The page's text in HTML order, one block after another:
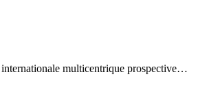
multicentrique prospective…